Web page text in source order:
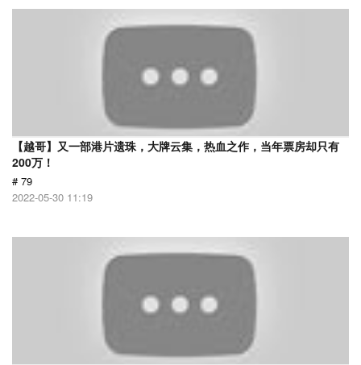
【越哥】又一部港片遗珠，大牌云集，热血之作，当年票房却只有
200万！
# 79
2022-05-30 11:19